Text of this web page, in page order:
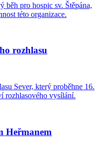
běh pro hospic sv. Štěpána,
této organizace.
rozhlasu
Sever, který proběhne 16.
rozhlasového vysílání.
Heřmanem